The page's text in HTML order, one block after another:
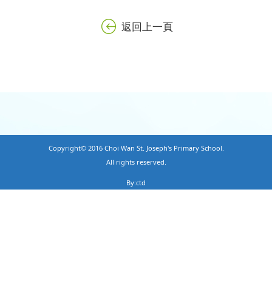
返回上一頁
Copyright© 2016 Choi Wan St. Joseph's Primary School.
All rights reserved.
By:ctd